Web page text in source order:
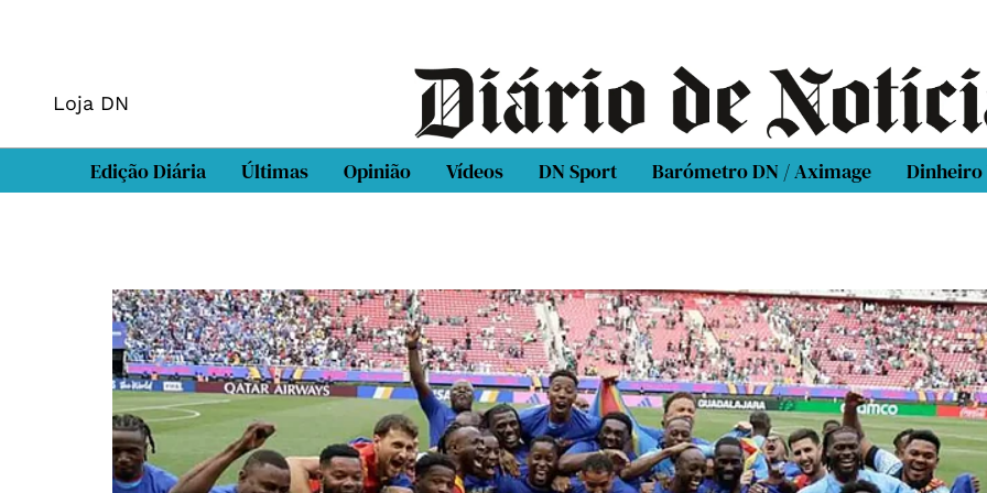
Loja DN
Edição Diária Últimas Opinião Vídeos DN Sport Barómetro DN / Aximage Dinheiro